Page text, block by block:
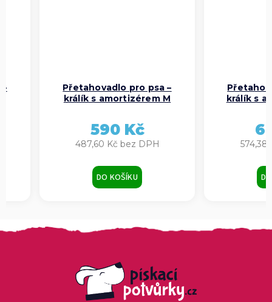
Přetahovadlo pro psa –
králík s amortizérem M
487,60 Kč bez DPH
590 Kč
DO KOŠÍKU
králík s
574,38